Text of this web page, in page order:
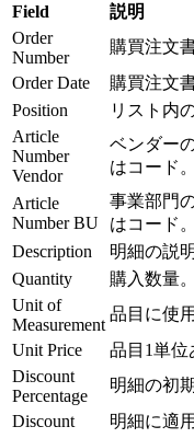
Field
説明
Order
Number
購買注文
Order Date
購買注文
Position
リスト内
Article
Number
Vendor
ベンダー
はコード。
Article
Number BU
事業部門
はコード。
Description
明細の説明
Quantity
購入数量。
Unit of
Measurement
品目に使
Unit Price
品目1単位
Discount
Percentage
明細の初
Discount
明細に適